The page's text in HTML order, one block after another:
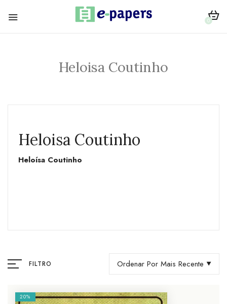
0
Heloisa Coutinho
Heloisa Coutinho
Heloísa Coutinho
FILTRO Ordenar Por Mais Recente
20%